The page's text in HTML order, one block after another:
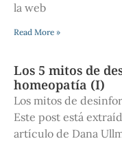
la web
Read More »
Los 5 mitos de
homeopatía (I)
Los mitos de
Este post está
artículo de Dana